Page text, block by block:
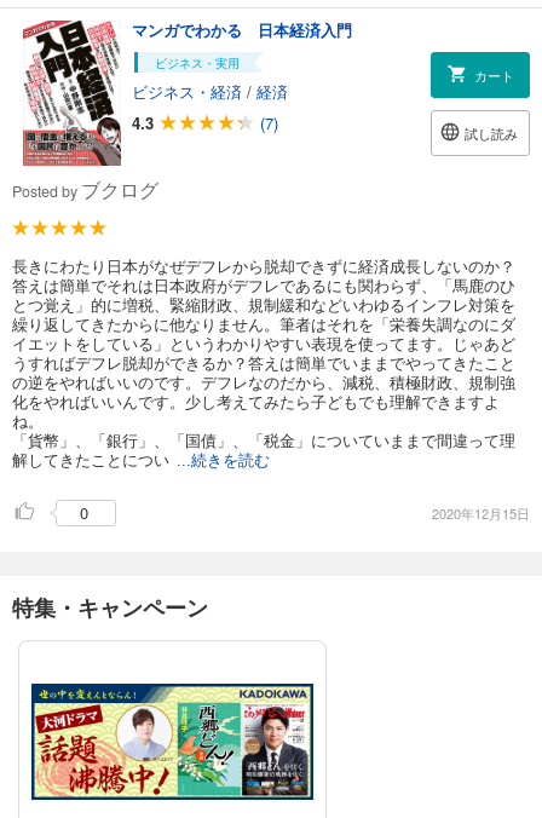
マンガでわかる 日本経済入門
ビジネス・実用
ビジネス・経済 / 経済
4.3
(7)
カート
試し読み
Posted by ブクログ
長きにわたり日本がなぜデフレから脱却できずに経済成長しないのか？
答えは簡単でそれは日本政府がデフレであるにも関わらず、「馬鹿のひ
とつ覚え」的に増税、緊縮財政、規制緩和などいわゆるインフレ対策を
繰り返してきたからに他なりません。筆者はそれを「栄養失調なのにダ
イエットをしている」というわかりやすい表現を使ってます。じゃあど
うすればデフレ脱却ができるか？答えは簡単でいままでやってきたこと
の逆をやればいいのです。デフレなのだから、減税、積極財政、規制強
化をやればいいんです。少し考えてみたら子どもでも理解できますよ
ね。
「貨幣」、「銀行」、「国債」、「税金」についていままで間違って理
解してきたことについ ...続きを読む
0 2020年12月15日
特集・キャンペーン